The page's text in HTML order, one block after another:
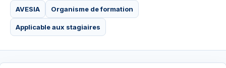
AVESIA Organisme de formation
Applicable aux stagiaires